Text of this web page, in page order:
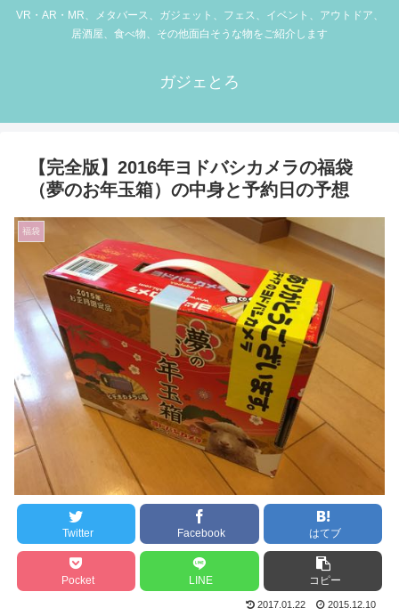
VR・AR・MR、メタバース、ガジェット、フェス、イベント、アウトドア、
居酒屋、食べ物、その他面白そうな物をご紹介します
ガジェとろ
【完全版】2016年ヨドバシカメラの福袋
（夢のお年玉箱）の中身と予約日の予想
福袋
Twitter Facebook はてブ
Pocket LINE コピー
2017.01.22 2015.12.10